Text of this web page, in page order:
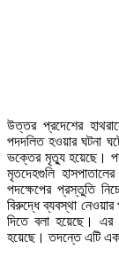
উত্তর প্রদেশের
পদদলিত হওয়ার ঘটনা
ভক্তের মৃত্যু হয়েছে।
মৃতদেহগুলি
পদক্ষেপের প্রস্তুতি
বিরুদ্ধে ব্যবস্থা
দিতে বলা হয়েছে।
হয়েছে। তদন্তে এটি